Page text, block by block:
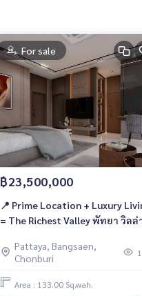
For sale
฿23,500,000
📍 Prime Location + Luxury
= The Richest Valley พัทยา วิลล่
532 ตร.ม. เริ่ม 23.5 ลบ.
Pattaya, Bangsaen,
Chonburi
Area : 133.00 Sq.wah.